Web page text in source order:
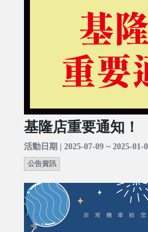
基隆店重要通知！
活動日期 | 2025-07-09 ~ 2025-01-
公告資訊